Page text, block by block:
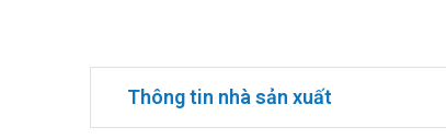
Thông tin nhà sản xuất